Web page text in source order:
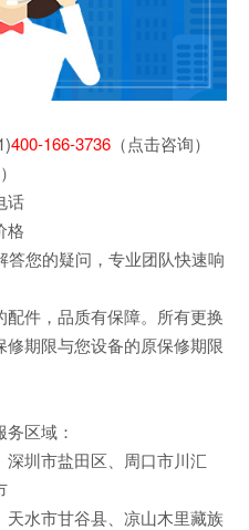
400-166-3736 （点击咨询）
话
格
您的疑问，专业团队快速响
件，品质有保障。所有更换
期限与您设备的原保修期限
区域：
圳市盐田区、周口市川汇
水市甘谷县、凉山木里藏族